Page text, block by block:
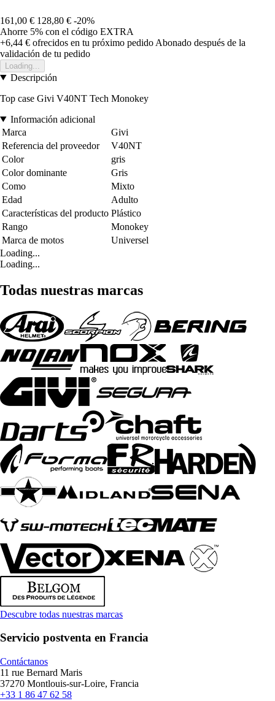
161,00 € 128,80 € -20%
Ahorre 5% con el código EXTRA
+6,44 € ofrecidos en tu próximo pedido Abonado después de la
validación de tu pedido
Loading...
Descripción
Top case Givi V40NT Tech Monokey
Información adicional
Marca
Givi
Referencia del proveedor
V40NT
Color
gris
Color dominante
Gris
Como
Mixto
Edad
Adulto
Características del producto Plástico
Rango
Monokey
Marca de motos
Universel
Loading...
Loading...
Todas nuestras marcas
Descubre todas nuestras marcas
Servicio postventa en Francia
Contáctanos
11 rue Bernard Maris
37270 Montlouis-sur-Loire, Francia
+33 1 86 47 62 58